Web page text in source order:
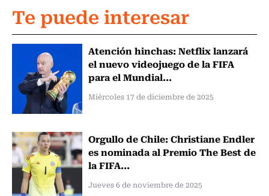
Te puede interesar
Atención hinchas: Netflix lanzará
el nuevo videojuego de la FIFA
para el Mundial...
Miércoles 17 de diciembre de 2025
Orgullo de Chile: Christiane Endler
es nominada al Premio The Best de
la FIFA...
Jueves 6 de noviembre de 2025